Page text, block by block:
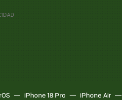
iPhone 18 Pro iPhone Air